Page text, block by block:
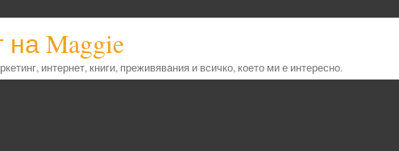
на Maggie
интернет, книги, преживявания и всичко, което ми е интересно.